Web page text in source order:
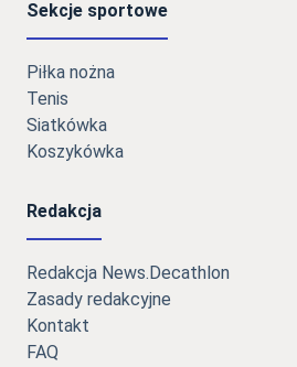
Sekcje sportowe
Piłka nożna
Tenis
Siatkówka
Koszykówka
Redakcja
Redakcja News.Decathlon
Zasady redakcyjne
Kontakt
FAQ